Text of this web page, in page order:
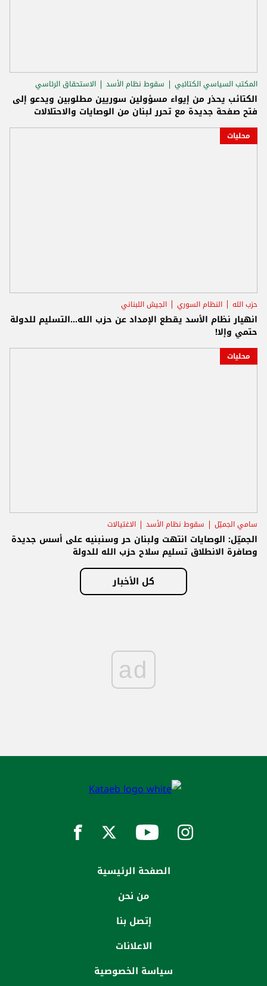
المكتب السياسي الكتائبي سقوط نظام الأسد الاستحقاق الرئاسي
الكتائب يحذر من إيواء مسؤولين سوريين مطلوبين ويدعو إلى
فتح صفحة جديدة مع تحرر لبنان من الوصايات والاحتلالات
محليات
حزب الله النظام السوري الجيش اللبناني
انهيار نظام الأسد يقطع الإمداد عن حزب الله...التسليم للدولة
حتمي وإلا!
محليات
سامي الجميّل سقوط نظام الأسد الاغتيالات
الجميّل: الوصايات انتهت ولبنان حر وسنبنيه على أسس جديدة
وصافرة الانطلاق تسليم سلاح حزب الله للدولة
كل الأخبار
ad
الصفحة الرئيسية
من نحن
إتصل بنا
الاعلانات
سياسة الخصوصية